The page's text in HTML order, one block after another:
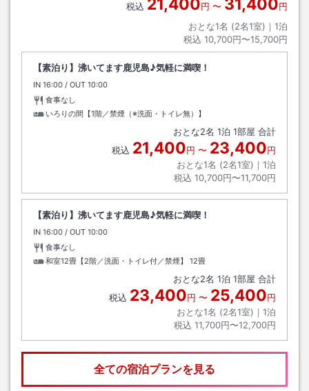
税込 円 〜
円
おとな1名 (2名1室)｜ 1泊
税込 10,700円〜15,700円
【素泊り】沸いてます鹿児島♪気軽に満喫！
IN チェックイン
16:00 / OUT チェックアウト
10:00
食事なし
いろりの間【1階／禁煙（※洗面・トイレ無）】
おとな2名 1泊 1部屋 合計
税込 21,400円 〜 23,400円
おとな1名 (2名1室)｜ 1泊
税込 10,700円〜11,700円
【素泊り】沸いてます鹿児島♪気軽に満喫！
IN チェックイン
16:00 / OUT チェックアウト
10:00
食事なし
和室12畳【2階／洗面・トイレ付／禁煙】
12畳
おとな2名 1泊 1部屋 合計
税込 23,400円 〜 25,400円
おとな1名 (2名1室)｜ 1泊
税込 11,700円〜12,700円
全ての宿泊プランを見る